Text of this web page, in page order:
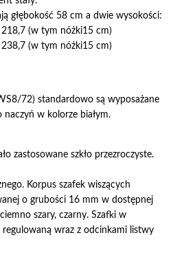
głębokość 58 cm a dwie wysokości:
(w tym nóżki15 cm)
(w tym nóżki15 cm)
72) standardowo są wyposażane
w kolorze białym.
zastosowane szkło przezroczyste.
Korpus szafek wiszących
o grubości 16 mm w dostępnej
szary, czarny. Szafki w
regulowaną wraz z odcinkami listwy